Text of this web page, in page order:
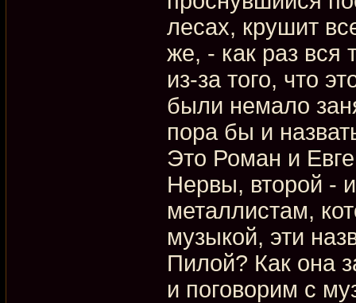
лесах, крушит
же, - как раз вся
из-за того, что
были немало
пора бы и
Это Роман и
Нервы, второй -
металлистам,
музыкой, эти
Пилой? Как она
и поговорим с